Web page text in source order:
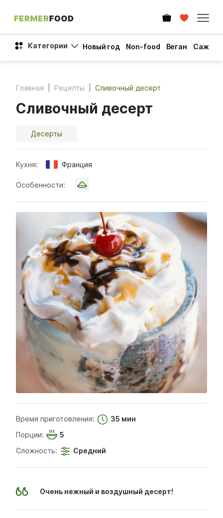
Категории Новый год Non-food Веган
Главная Рецепты Сливочный десерт
Сливочный десерт
Десерты
Кухня: Франция
Особенности:
Время приготовления:
35 мин
Порции:
5
Сложность:
Средний
Очень нежный и воздушный десерт!